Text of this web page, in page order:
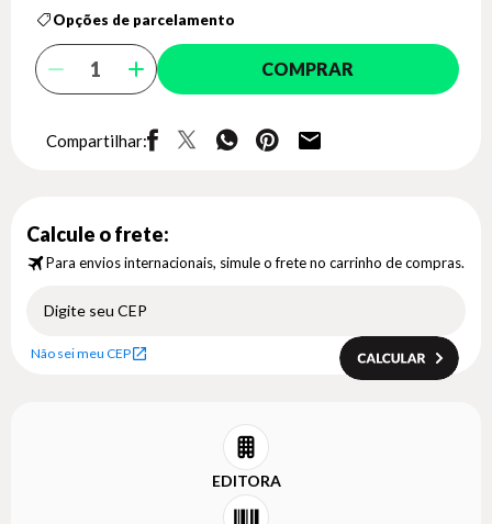
Opções de parcelamento
COMPRAR
Compartilhar:
Calcule o frete:
Para envios internacionais, simule o frete no carrinho de compras.
Não sei meu CEP
EDITORA